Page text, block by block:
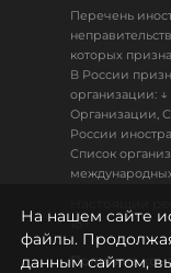
Перечень
которых
В России
организации: ↓
Организации,
России
Список
18+
Политика
На нашем сайте
файлы.
данным сайтом,